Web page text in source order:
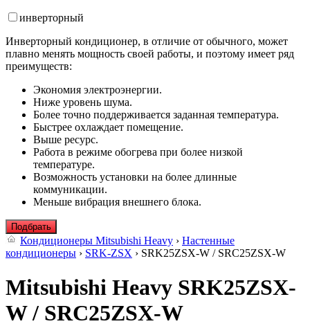
инверторный
Инверторный кондиционер, в отличие от обычного, может
плавно менять мощность своей работы, и поэтому имеет ряд
преимуществ:
Экономия электроэнергии.
Ниже уровень шума.
Более точно поддерживается заданная температура.
Быстрее охлаждает помещение.
Выше ресурс.
Работа в режиме обогрева при более низкой
температуре.
Возможность установки на более длинные
коммуникации.
Меньше вибрация внешнего блока.
Подбрать
Кондиционеры Mitsubishi Heavy › Настенные
кондиционеры › SRK-ZSX › SRK25ZSX-W / SRC25ZSX-W
Mitsubishi Heavy SRK25ZSX-
W / SRC25ZSX-W